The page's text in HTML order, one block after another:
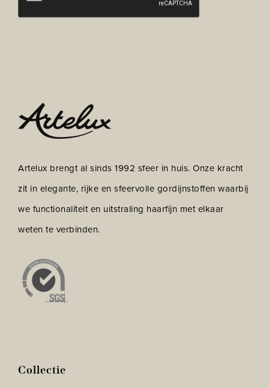
Artelux brengt al sinds 1992 sfeer in huis. Onze kracht
zit in elegante, rijke en sfeervolle gordijnstoffen waarbij
we functionaliteit en uitstraling haarfijn met elkaar
weten te verbinden.
Collectie